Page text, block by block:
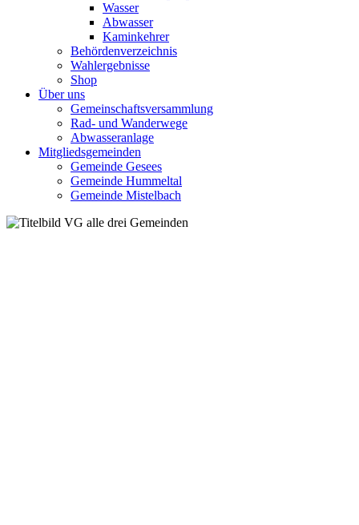
Wasser
Abwasser
Kaminkehrer
Behördenverzeichnis
Wahlergebnisse
Shop
Über uns
Gemeinschaftsversammlung
Rad- und Wanderwege
Abwasseranlage
Mitgliedsgemeinden
Gemeinde Gesees
Gemeinde Hummeltal
Gemeinde Mistelbach